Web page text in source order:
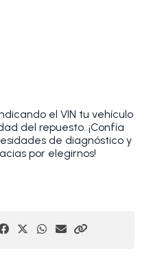
el VIN tu vehículo
del repuesto. ¡Confía
de diagnóstico y
por elegirnos!